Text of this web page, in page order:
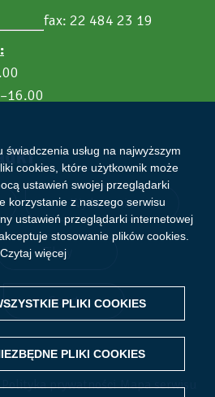
świadczenia usług na najwyższym
cookies, które użytkownik może
ustawień swojej przeglądarki
korzystanie z naszego serwisu
ustawień przeglądarki internetowej
stosowanie plików cookies.
Czytaj więcej
PLIKI COOKIES
PLIKI COOKIES
CONSENT
fax: 22 484 23 19
Wydarzenia
Filmy
Sport
Polityka prywatności Mapa serwisu